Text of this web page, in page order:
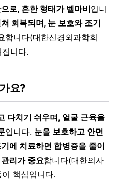
로, 흔한 형태가 벨마비입니
회복되며, 눈 보호와 조기
합니다(대한신경외과학회
니다.
요?
다치기 쉬우며, 얼굴 근육을
입니다. 눈을 보호하고 안면
에 치료하면 합병증을 줄이
리가 중요합니다(대한의사
핵심입니다.